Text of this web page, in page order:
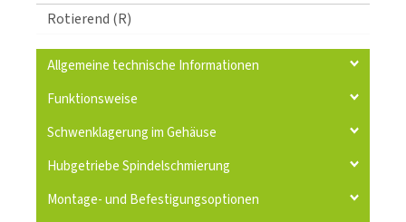
Rotierend (R)
Allgemeine technische Informationen
Funktionsweise
Schwenklagerung im Gehäuse
Hubgetriebe Spindelschmierung
Montage- und Befestigungsoptionen